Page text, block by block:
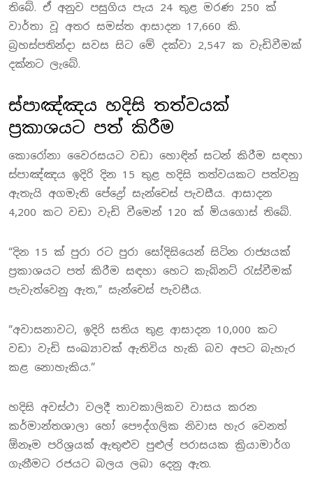
තිබේ. ඒ අනුව පසුගිය පැය 24 තුළ මරණ 250 ක්
වාර්තා වූ අතර සමස්ත ආසාදන 17,660 කි.
බ්‍රහස්පතින්දා සවස සිට මේ දක්වා 2,547 ක වැඩිවීමක්
දක්නට ලැබේ.
ස්පාඤ්ඤය හදිසි තත්වයක්
ප්‍රකාශයට පත් කිරීම
කොරෝනා වෛරසයට වඩා හොඳින් සටන් කිරීම සඳහා
ස්පාඤ්ඤය ඉදිරි දින 15 තුළ හදිසි තත්වයකට පත්වනු
ඇතැයි අගමැති පේද්‍රෝ සැන්චෙස් පැවසීය. ආසාදන
4,200 කට වඩා වැඩි වීමෙන් 120 ක් මියගොස් තිබේ.
“දින 15 ක් පුරා රට පුරා සෝදිසියෙන් සිටින රාජ්‍යයක්
ප්‍රකාශයට පත් කිරීම සඳහා හෙට කැබිනට් රැස්වීමක්
පැවැත්වෙනු ඇත,” සැන්චෙස් පැවසීය.
“අවාසනාවට, ඉදිරි සතිය තුළ ආසාදන 10,000 කට
වඩා වැඩි සංඛ්‍යාවක් ඇතිවිය හැකි බව අපට බැහැර
කළ නොහැකිය.”
හදිසි අවස්ථා වලදී තාවකාලිකව වාසය කරන
කර්මාන්තශාලා හෝ පෞද්ගලික නිවාස හැර වෙනත්
ඕනෑම පරිශ්‍රයක් ඇතුළුව පුළුල් පරාසයක ක්‍රියාමාර්ග
ගැනීමට රජයට බලය ලබා දෙනු ඇත.